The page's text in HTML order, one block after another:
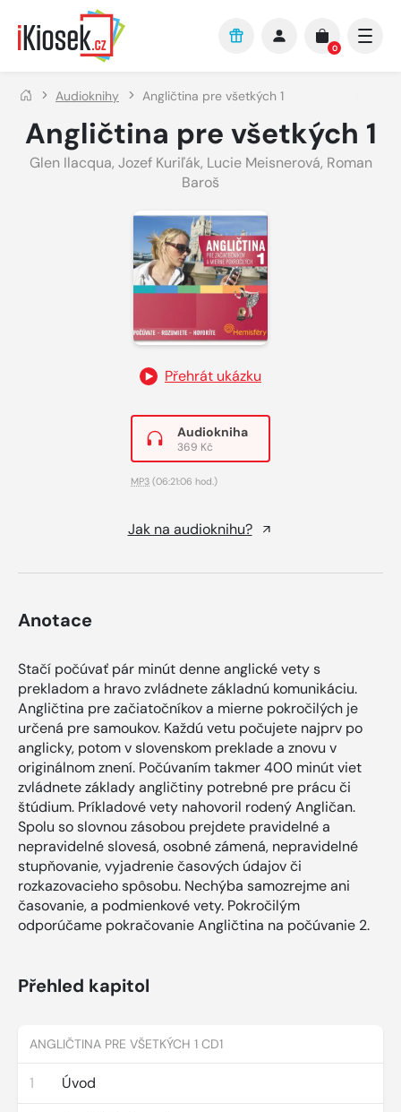
Přejít na hlavní obsah
0
Audioknihy Angličtina pre všetkých 1
Angličtina pre všetkých 1
Glen Ilacqua, Jozef Kuriľák, Lucie Meisnerová, Roman
Baroš
Přehrát ukázku
Audiokniha
369 Kč
MP3 (06:21:06 hod.)
Jak na audioknihu?
Anotace
Stačí počúvať pár minút denne anglické vety s
prekladom a hravo zvládnete základnú komunikáciu.
Angličtina pre začiatočníkov a mierne pokročilých je
určená pre samoukov. Každú vetu počujete najprv po
anglicky, potom v slovenskom preklade a znovu v
originálnom znení. Počúvaním takmer 400 minút viet
zvládnete základy angličtiny potrebné pre prácu či
štúdium. Príkladové vety nahovoril rodený Angličan.
Spolu so slovnou zásobou prejdete pravidelné a
nepravidelné slovesá, osobné zámená, nepravidelné
stupňovanie, vyjadrenie časových údajov či
rozkazovacieho spôsobu. Nechýba samozrejme ani
časovanie, a podmienkové vety. Pokročilým
odporúčame pokračovanie Angličtina na počúvanie 2.
Přehled kapitol
ANGLIČTINA PRE VŠETKÝCH 1 CD1
1 Úvod